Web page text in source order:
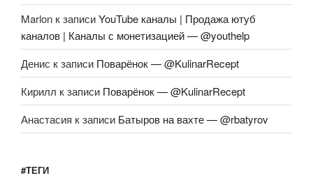
Marlon к записиYouTube каналы | Продажа ютуб
каналов | Каналы с монетизацией — @youthelp
Денис к записи Поварёнок — @KulinarRecept
Кирилл к записи Поварёнок — @KulinarRecept
Анастасия к записи Батыров на вахте — @rbatyrov
#ТЕГИ